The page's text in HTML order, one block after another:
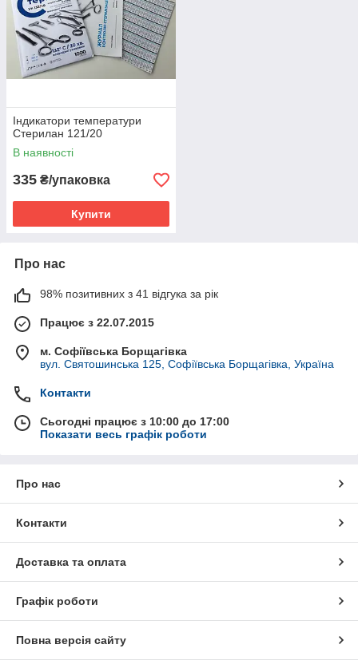
Індикатори температури
Стерилан 121/20
В наявності
335 ₴/упаковка
Купити
Про нас
98% позитивних з 41 відгука за рік
Працює з 22.07.2015
м. Софіївська Борщагівка
вул. Святошинська 125, Софіївська Борщагівка, Україна
Контакти
Сьогодні працює з 10:00 до 17:00
Показати весь графік роботи
Про нас
Контакти
Доставка та оплата
Графік роботи
Повна версія сайту